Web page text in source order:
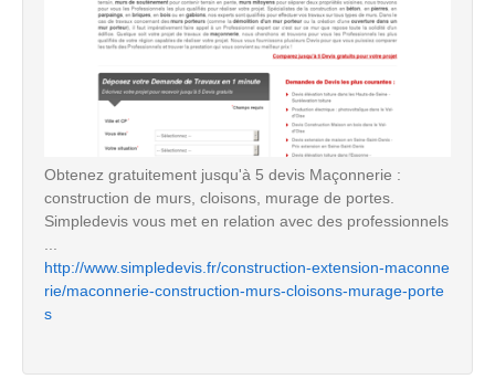
Obtenez gratuitement jusqu'à 5 devis Maçonnerie :
construction de murs, cloisons, murage de portes.
Simpledevis vous met en relation avec des professionnels
http://www.simpledevis.fr/construction-extension-maconne
rie/maconnerie-construction-murs-cloisons-murage-porte
s